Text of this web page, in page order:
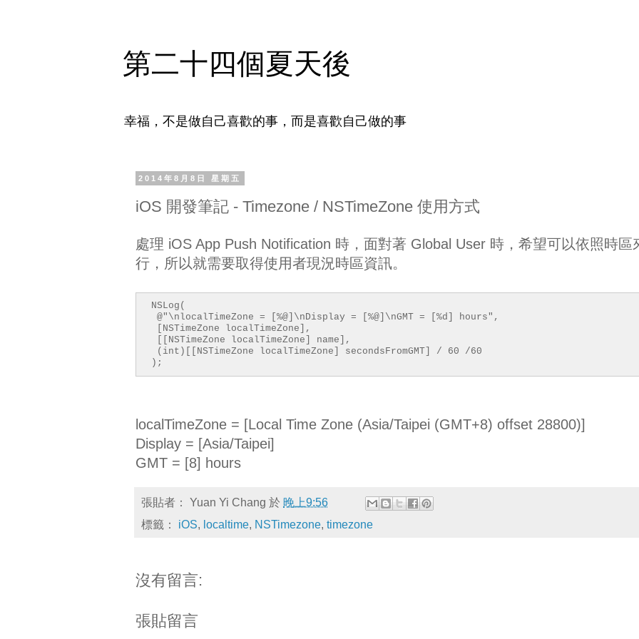
第二十四個夏天後
幸福，不是做自己喜歡的事，而是喜歡自己做的事
2014年8月8日 星期五
iOS 開發筆記 - Timezone / NSTimeZone 使用方式
處理 iOS App Push Notification 時，面對著 Global User 時，希望可以依照時區
行，所以就需要取得使用者現況時區資訊。
NSLog(
@"\nlocalTimeZone = [%@]\nDisplay = [%@]\nGMT = [%d] hours",
[NSTimeZone localTimeZone],
[[NSTimeZone localTimeZone] name],
(int)[[NSTimeZone localTimeZone] secondsFromGMT] / 60 /60
);
localTimeZone = [Local Time Zone (Asia/Taipei (GMT+8) offset 28800)]
Display = [Asia/Taipei]
GMT = [8] hours
張貼者： Yuan Yi Chang 於 晚上9:56
標籤： iOS, localtime, NSTimezone, timezone
沒有留言:
張貼留言